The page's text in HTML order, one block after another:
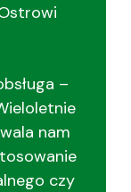
–
nam
czy